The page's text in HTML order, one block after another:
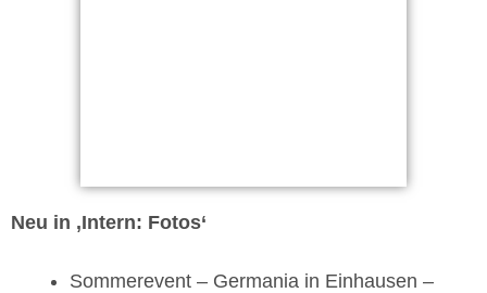
Neu in ‚Intern: Fotos‘
Sommerevent – Germania in Einhausen –